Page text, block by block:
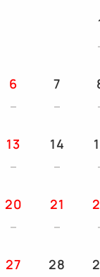
Fi,マイナスイ
6 7
13 14
20 21
27 28